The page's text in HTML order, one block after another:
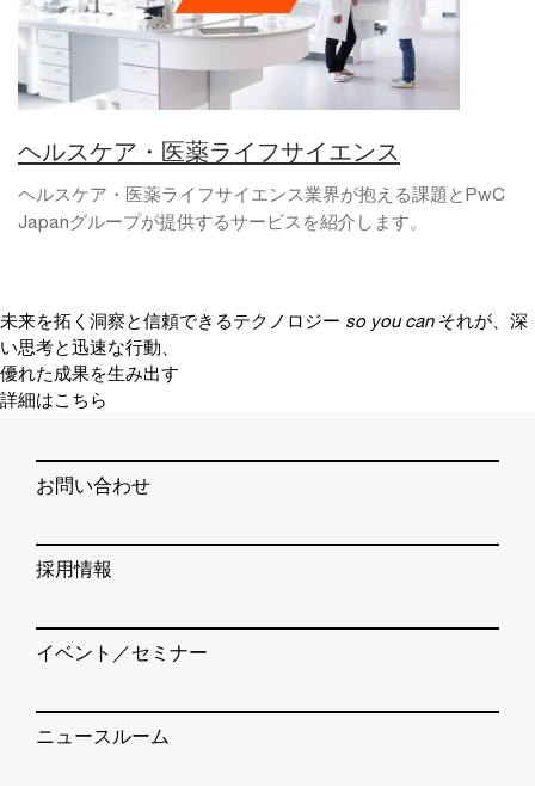
ヘルスケア・医薬ライフサイエンス
ヘルスケア・医薬ライフサイエンス業界が抱える課題とPwC
Japanグループが提供するサービスを紹介します。
未来を拓く洞察と信頼できるテクノロジー so you can それが、深
い思考と迅速な行動、
優れた成果を生み出す
詳細はこちら
お問い合わせ
採用情報
イベント／セミナー
ニュースルーム